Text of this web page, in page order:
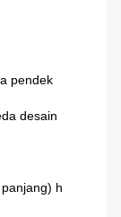
pendek
desain
h